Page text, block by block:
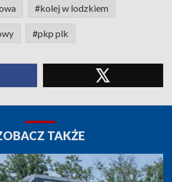
#kolej w lodzkiem
#pkp plk
TAKŻE